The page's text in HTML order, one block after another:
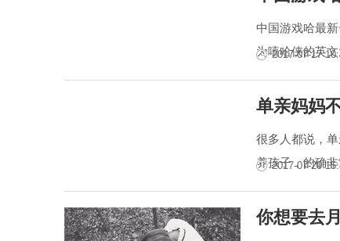
中国游戏哈最
为嘻哈侠的英
2017-07-17
单亲妈妈
很多人都说，
养孩子，的确
2017-07-20
你想要去